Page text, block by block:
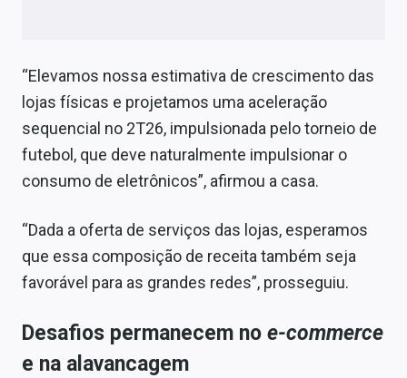
“Elevamos nossa estimativa de crescimento das
lojas físicas e projetamos uma aceleração
sequencial no 2T26, impulsionada pelo torneio de
futebol, que deve naturalmente impulsionar o
consumo de eletrônicos”, afirmou a casa.
“Dada a oferta de serviços das lojas, esperamos
que essa composição de receita também seja
favorável para as grandes redes”, prosseguiu.
Desafios permanecem no e-commerce
e na alavancagem